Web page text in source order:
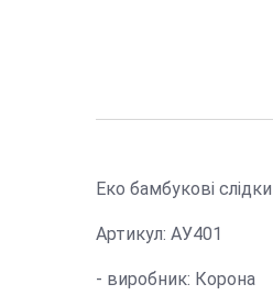
Еко бамбукові слідки
Артикул: АУ401
- виробник: Корона